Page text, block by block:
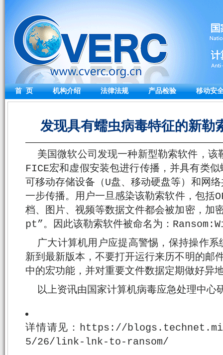
首 页 机构介绍 法律法规 产品检验 移动安
发现具有蠕虫病毒特征的新
美国微软公司发现一种新型勒索软件，该
FICE宏和虚假安装包进行传播，并具有类
可移动存储设备（U盘、移动硬盘等）和网
一步传播。用户一旦感染该勒索软件，包括
档、图片、视频等数据文件都会被加密，
pt”。因此该勒索软件被命名为：
广大计算机用户应提高警惕，保持操作
新到最新版本，不要打开运行来历不明的邮
中的宏功能，并对重要文件数据定期做好异
以上资讯由国家计算机病毒应急处理中心
详情请见：https://
5/26/link-lnk-to-ransom/